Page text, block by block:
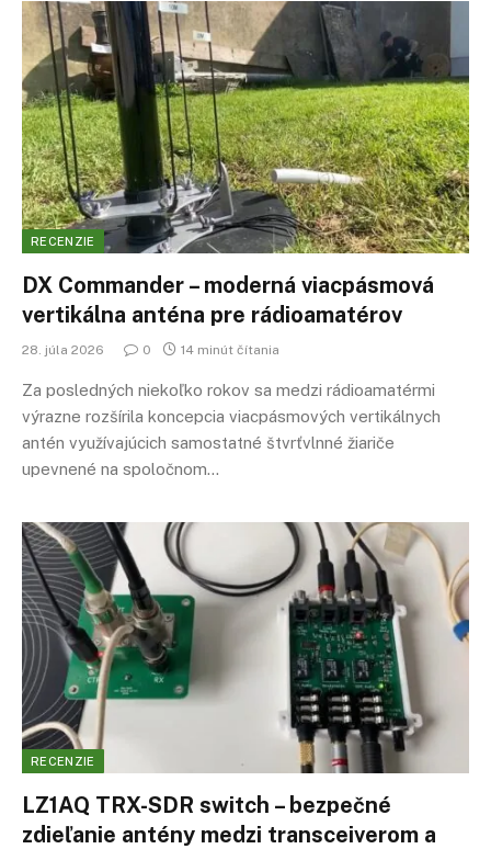
RECENZIE
DX Commander – moderná viacpásmová
vertikálna anténa pre rádioamatérov
28. júla 2026 0 14 minút čítania
Za posledných niekoľko rokov sa medzi rádioamatérmi
výrazne rozšírila koncepcia viacpásmových vertikálnych
antén využívajúcich samostatné štvrťvlnné žiariče
upevnené na spoločnom…
RECENZIE
LZ1AQ TRX-SDR switch – bezpečné
zdieľanie antény medzi transceiverom a